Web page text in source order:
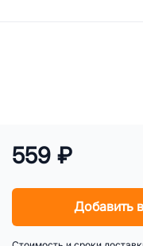
559 ₽
Добавить